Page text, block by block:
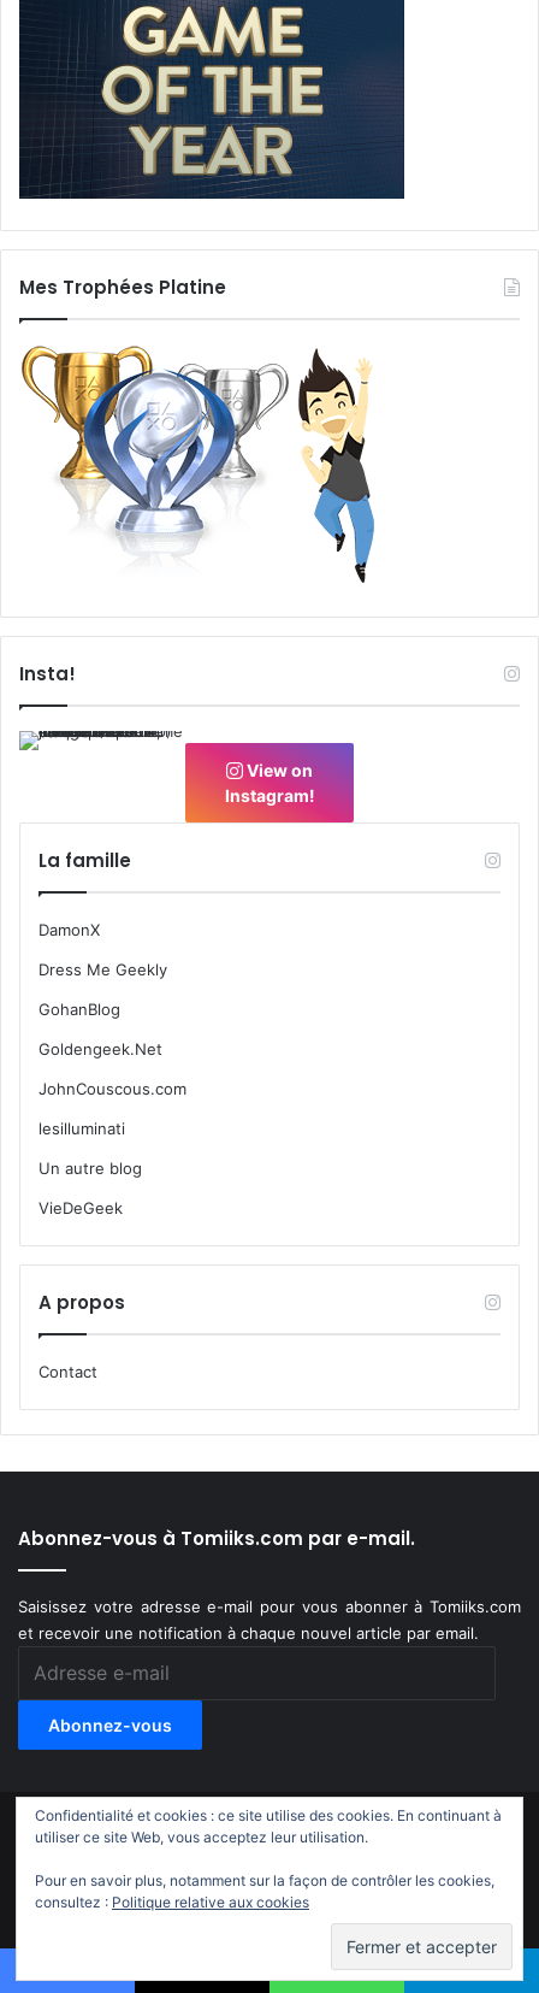
Mes Trophées Platine
Insta!
View on
Instagram!
La famille
DamonX
Dress Me Geekly
GohanBlog
Goldengeek.Net
JohnCouscous.com
lesilluminati
Un autre blog
VieDeGeek
A propos
Contact
Abonnez-vous à Tomiiks.com par e-mail.
Saisissez votre adresse e-mail pour vous abonner à Tomiiks.com
et recevoir une notification à chaque nouvel article par email.
Abonnez-vous
© Copyright 2011-2018, All Rights Reserved |
X YouTubeInstagram
TwitchTikTok
Confidentialité et cookies : ce site utilise des cookies. En continuant à
utiliser ce site Web, vous acceptez leur utilisation.
Pour en savoir plus, notamment sur la façon de contrôler les cookies,
consultez : Politique relative aux cookies